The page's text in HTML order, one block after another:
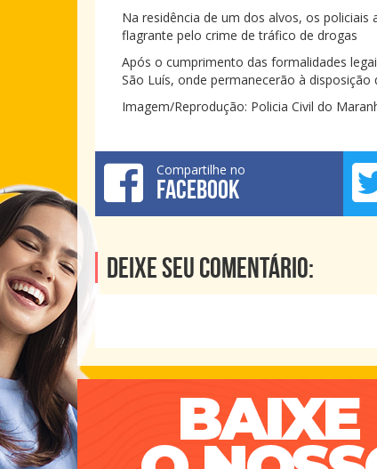
Na residência de um dos alvos, os
flagrante pelo crime de tráfico de drogas
Após o cumprimento das formalidades
São Luís, onde permanecerão à disposição
Imagem/Reprodução: Policia Civil do
Compartilhe no
FACEBOOK
Deixe seu comentário: